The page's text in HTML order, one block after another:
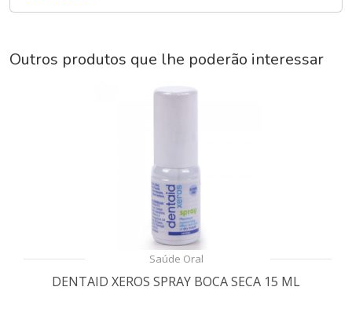
Outros produtos que lhe poderão interessar
Saúde Oral
DENTAID XEROS SPRAY BOCA SECA 15 ML